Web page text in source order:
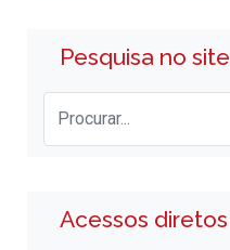
Pesquisa no site
Acessos diretos